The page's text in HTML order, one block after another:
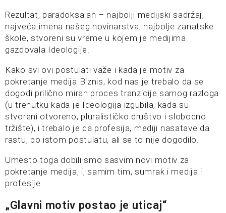
Rezultat, paradoksalan – najbolji medijski sadržaj,
najveća imena našeg novinarstva, najbolje zanatske
škole, stvoreni su vreme u kojem je medijima
gazdovala Ideologije.
Kako svi ovi postulati važe i kada je motiv za
pokretanje medija Biznis, kod nas je trebalo da se
dogodi prilično miran proces tranzicije samog razloga
(u trenutku kada je Ideologija izgubila, kada su
stvoreni otvoreno, pluralističko društvo i slobodno
tržište), i trebalo je da profesija, mediji nasatave da
rastu, po istom postulatu, ali se to nije dogodilo.
Umesto toga dobili smo sasvim novi motiv za
pokretanje medija, i, samim tim, sumrak i medija i
profesije.
„Glavni motiv postao je uticaj“